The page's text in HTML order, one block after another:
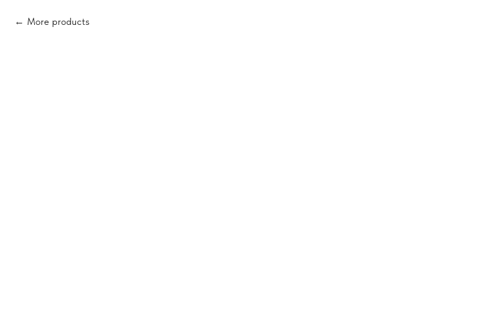
More products